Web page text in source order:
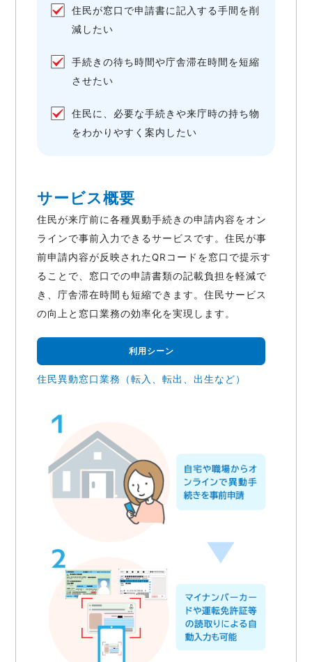
住民が窓口で申請書に記入する手間を削
減したい
手続きの待ち時間や庁舎滞在時間を短縮
させたい
住民に、必要な手続きや来庁時の持ち物
をわかりやすく案内したい
サービス概要
住民が来庁前に各種異動手続きの申請内容をオン
ラインで事前入力できるサービスです。住民が事
前申請内容が反映されたQRコードを窓口で提示す
ることで、窓口での申請書類の記載負担を軽減で
き、庁舎滞在時間も短縮できます。住民サービス
の向上と窓口業務の効率化を実現します。
利用シーン
住民異動窓口業務（転入、転出、出生など）